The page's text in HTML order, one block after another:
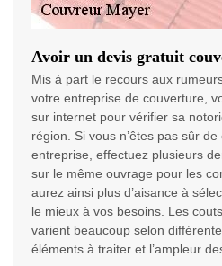
Avoir un devis gratuit
Mis à part le recours aux
votre entreprise de couverture,
sur internet pour vérifier sa
région. Si vous n’êtes pas sûr
entreprise, effectuez plusieurs
sur le même ouvrage pour les
aurez ainsi plus d’aisance à
le mieux à vos besoins. Les
varient beaucoup selon
éléments à traiter et l’ampleur